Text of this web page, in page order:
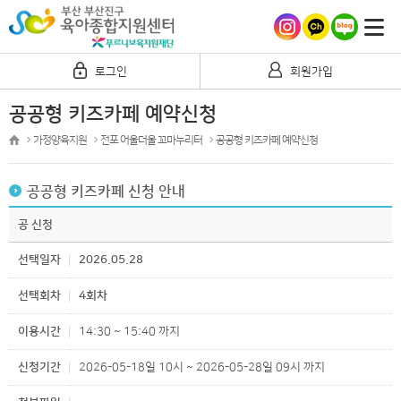
로그인 회원가입
공공형 키즈카페 예약신청
가정양육지원 전포 어울더울 꼬마누리터 공공형 키즈카페 예약신청
공공형 키즈카페 신청 안내
공 신청
선택일자 2026.05.28
선택회차 4회차
이용시간 14:30 ~ 15:40 까지
신청기간 2026-05-18일 10시 ~ 2026-05-28일 09시 까지